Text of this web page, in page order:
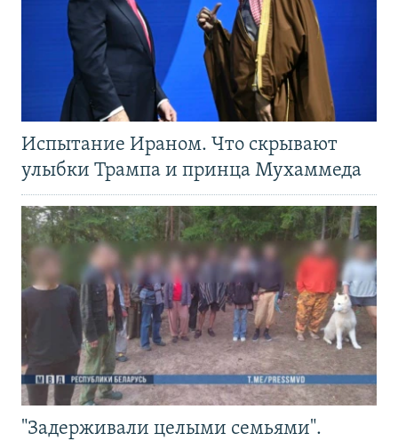
Испытание Ираном. Что скрывают
улыбки Трампа и принца Мухаммеда
"Задерживали целыми семьями".